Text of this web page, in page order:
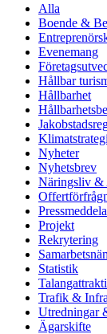
Alla
Boende &
Evenemang
Hållbar
Hållbarhet
Klimatstrategi
Nyheter
Nyhetsbrev
Näringsliv &
Projekt
Rekrytering
Statistik
Trafik &
Utredningar
Ägarskifte